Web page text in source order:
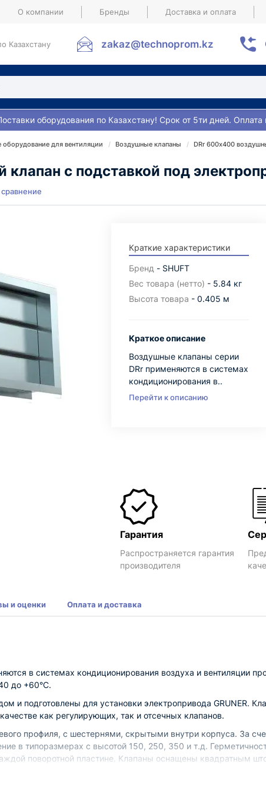
О компании Бренды Доставка и оплата
Казахстану zakaz@technoprom.kz
оборудования по Казахстану! Срок от 5ти дней.
оборудование для вентиляции Воздушные клапаны DRr 600х400
с подставкой под
Краткие характеристики
Бренд - SHUFT
Вес товара (нетто) - 5.84 кг
Высота товара - 0.405 м
Краткое описание
Воздушные клапаны серии
DRr применяются в системах
кондиционирования в..
Перейти к описанию
Гарантия
Распространяется гарантия
производителя
и оценки Оплата и доставка
в системах кондиционирования воздуха и вентиляции
до +60°С.
и подготовлены для установки электропривода GRUNER.
как регулирующих, так и отсечных клапанов.
профиля, с шестернями, скрытыми внутри корпуса. За
в типоразмерах с высотой 150, 250, 350 и т.д.
поворотной пластине. Клапаны оснащены квадратным